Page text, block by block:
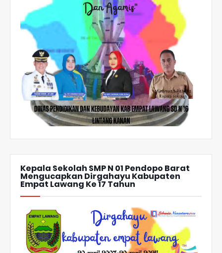
Kepala Sekolah SMP N 01 Pendopo Barat
Mengucapkan Dirgahayu Kabupaten
Empat Lawang Ke 17 Tahun